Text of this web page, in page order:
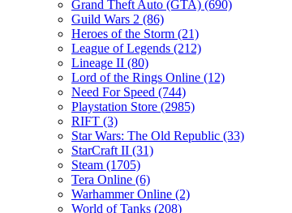
Grand Theft Auto (GTA) (690)
Guild Wars 2 (86)
Heroes of the Storm (21)
League of Legends (212)
Lineage II (80)
Lord of the Rings Online (12)
Need For Speed (744)
Playstation Store (2985)
RIFT (3)
Star Wars: The Old Republic (33)
StarCraft II (31)
Steam (1705)
Tera Online (6)
Warhammer Online (2)
World of Tanks (208)